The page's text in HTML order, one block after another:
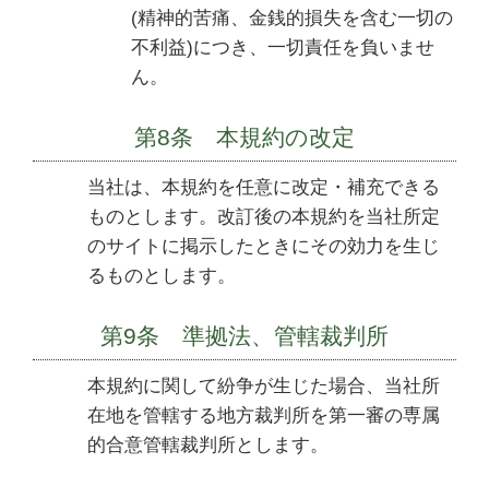
(精神的苦痛、金銭的損失を含む一切の
不利益)につき、一切責任を負いませ
ん。
第8条 本規約の改定
当社は、本規約を任意に改定・補充できる
ものとします。改訂後の本規約を当社所定
のサイトに掲示したときにその効力を生じ
るものとします。
第9条 準拠法、管轄裁判所
本規約に関して紛争が生じた場合、当社所
在地を管轄する地方裁判所を第一審の専属
的合意管轄裁判所とします。